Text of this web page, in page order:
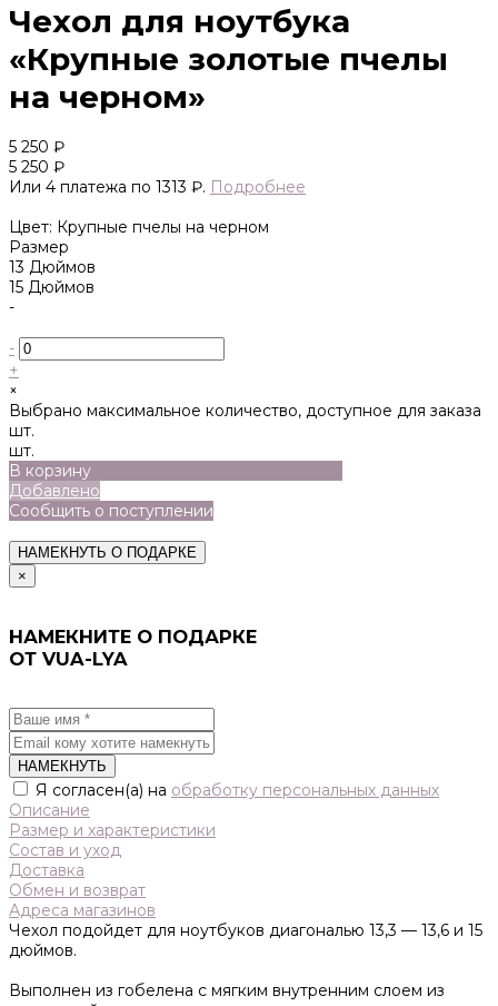
Чехол для ноутбука
«Крупные золотые пчелы
на черном»
5 250 ₽
5 250 ₽
Или 4 платежа по 1313 ₽. Подробнее
Цвет: Крупные пчелы на черном
Размер
13 Дюймов
15 Дюймов
-
-
+
×
Выбрано максимальное количество, доступное для заказа
шт.
шт.
В корзину
Добавлено
Сообщить о поступлении
НАМЕКНУТЬ О ПОДАРКЕ
×
НАМЕКНИТЕ О ПОДАРКЕ
ОТ VUA-LYA
НАМЕКНУТЬ
Я согласен(а) на обработку персональных данных
Описание
Размер и характеристики
Состав и уход
Доставка
Обмен и возврат
Адреса магазинов
Чехол подойдет для ноутбуков диагональю 13,3 — 13,6 и 15
дюймов.
Выполнен из гобелена с мягким внутренним слоем из